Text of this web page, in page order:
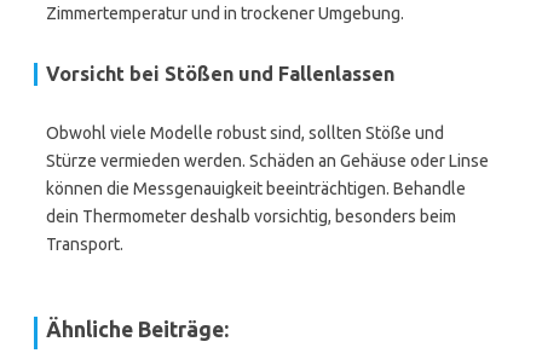
Zimmertemperatur und in trockener Umgebung.
Vorsicht bei Stößen und Fallenlassen
Obwohl viele Modelle robust sind, sollten Stöße und
Stürze vermieden werden. Schäden an Gehäuse oder Linse
können die Messgenauigkeit beeinträchtigen. Behandle
dein Thermometer deshalb vorsichtig, besonders beim
Transport.
Ähnliche Beiträge: